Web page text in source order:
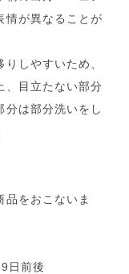
情が異なることが
しやすいため、
、目立たない部分
分は部分洗いをし
品をおこないま
日前後